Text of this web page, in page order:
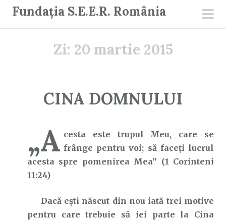
Fundația S.E.E.R. România
Zi: 20 martie 2015
CINA DOMNULUI
„A cesta este trupul Meu, care se
frânge pentru voi; să faceţi lucrul
acesta spre pomenirea Mea” (1 Corinteni
11:24)
Dacă ești născut din nou iată trei motive
pentru care trebuie să iei parte la Cina